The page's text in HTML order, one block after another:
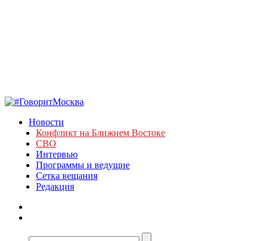
Новости
Конфликт на Ближнем Востоке
СВО
Интервью
Программы и ведущие
Сетка вещания
Редакция